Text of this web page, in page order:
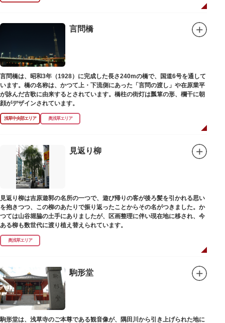
言問橋
言問橋は、昭和3年（1928）に完成した長さ240mの橋で、国道6号を通して
います。橋の名称は、かつて上・下流側にあった「言問の渡し」や在原業平
が詠んだ古歌に由来するとされています。橋柱の街灯は瓢箪の形、欄干に朝
顔がデザインされています。
浅草中央部エリア 奥浅草エリア
見返り柳
見返り柳は吉原遊郭の名所の一つで、遊び帰りの客が後ろ髪を引かれる思い
を抱きつつ、この柳のあたりで振り返ったことからその名がつきました。か
つては山谷堀脇の土手にありましたが、区画整理に伴い現在地に移され、今
ある柳も数世代に渡り植え替えられています。
奥浅草エリア
駒形堂
駒形堂は、浅草寺のご本尊である観音像が、隅田川から引き上げられた地に